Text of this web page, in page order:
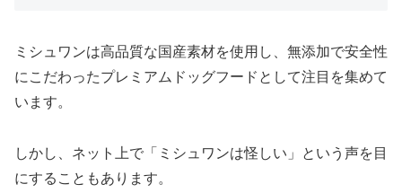
ミシュワンは高品質な国産素材を使用し、無添加で安全性
にこだわったプレミアムドッグフードとして注目を集めて
います。
しかし、ネット上で「ミシュワンは怪しい」という声を目
にすることもあります。